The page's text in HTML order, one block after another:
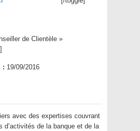
de Clientèle »
: 19/09/2016
avec des expertises couvrant
d’activités de la banque et de la